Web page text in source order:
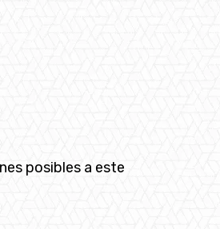
posibles a este